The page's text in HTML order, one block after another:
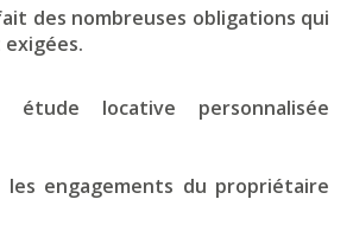
des nombreuses obligations qui
étude locative personnalisée
engagements du propriétaire